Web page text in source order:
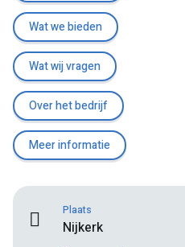
Wat we bieden
Wat wij vragen
Over het bedrijf
Meer informatie
Plaats
Nijkerk